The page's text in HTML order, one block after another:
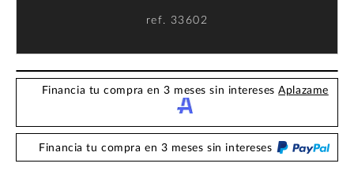
ref. 33602
Financia tu compra en 3 meses sin interesesAplazame
Financia tu compra en 3 meses sin intereses